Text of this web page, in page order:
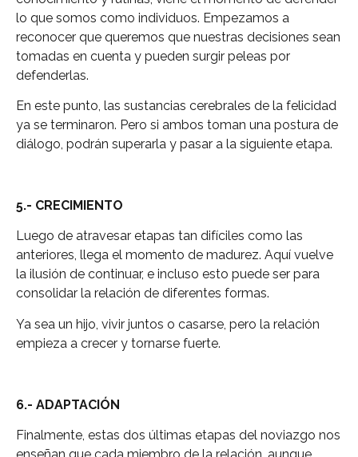
lo que somos como individuos. Empezamos a
reconocer que queremos que nuestras decisiones sean
tomadas en cuenta y pueden surgir peleas por
defenderlas.
En este punto, las sustancias cerebrales de la felicidad
ya se terminaron. Pero si ambos toman una postura de
diálogo, podrán superarla y pasar a la siguiente etapa.
5.- CRECIMIENTO
Luego de atravesar etapas tan difíciles como las
anteriores, llega el momento de madurez. Aquí vuelve
la ilusión de continuar, e incluso esto puede ser para
consolidar la relación de diferentes formas.
Ya sea un hijo, vivir juntos o casarse, pero la relación
empieza a crecer y tornarse fuerte.
6.- ADAPTACIÓN
Finalmente, estas dos últimas etapas del noviazgo nos